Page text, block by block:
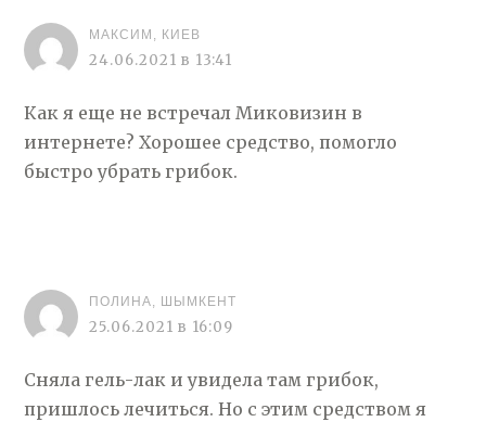
МАКСИМ, КИЕВ
24.06.2021 в 13:41
Как я еще не встречал Миковизин в
интернете? Хорошее средство, помогло
быстро убрать грибок.
ПОЛИНА, ШЫМКЕНТ
25.06.2021 в 16:09
Сняла гель-лак и увидела там грибок,
пришлось лечиться. Но с этим средством я